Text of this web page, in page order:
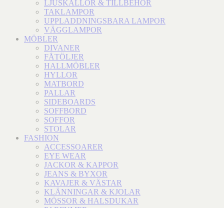
LJUSKÄLLOR & TILLBEHÖR
TAKLAMPOR
UPPLADDNINGSBARA LAMPOR
VÄGGLAMPOR
MÖBLER
DIVANER
FÅTÖLJER
HALLMÖBLER
HYLLOR
MATBORD
PALLAR
SIDEBOARDS
SOFFBORD
SOFFOR
STOLAR
FASHION
ACCESSOARER
EYE WEAR
JACKOR & KAPPOR
JEANS & BYXOR
KAVAJER & VÄSTAR
KLÄNNINGAR & KJOLAR
MÖSSOR & HALSDUKAR